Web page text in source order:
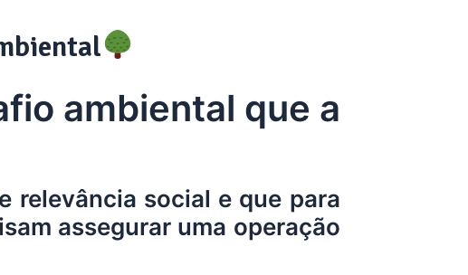
ambiental que a
relevância social e que para
assegurar uma operação